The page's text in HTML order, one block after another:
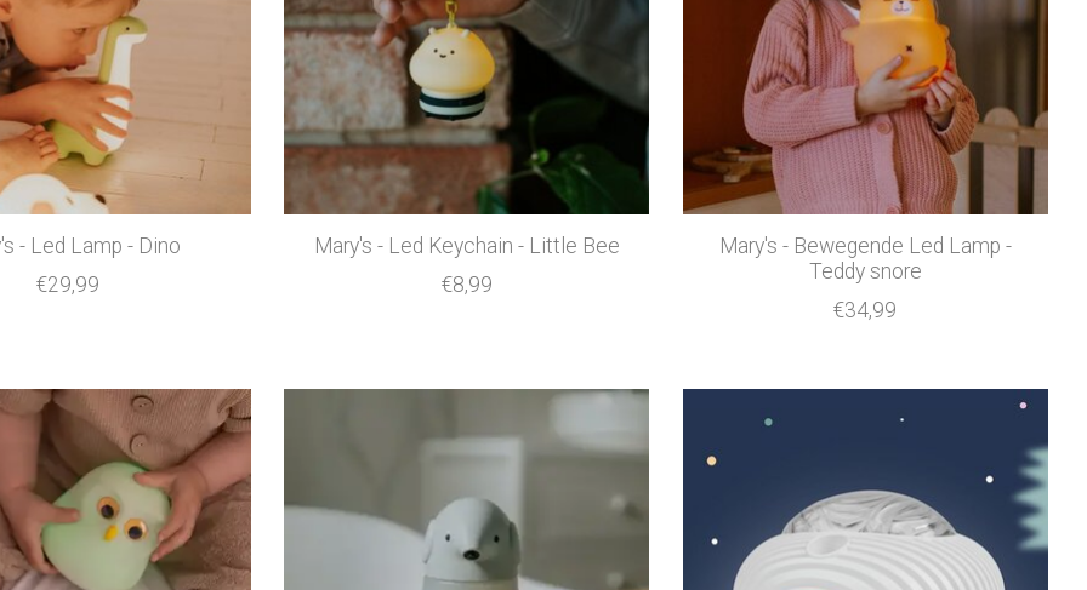
- Led Lamp - Dino
€29,99
Mary's - Led Keychain - Little Bee
€8,99
Mary's - Bewegende Led Lamp -
Teddy snore
€34,99